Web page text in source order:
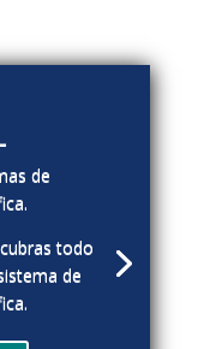
de
todo
de